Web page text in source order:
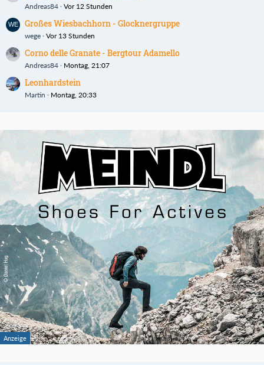
Andreas84 Vor 12 Stunden
Großes Wiesbachhorn - Glocknergruppe
wege Vor 13 Stunden
Corno delle Granate - Bergtour Adamello
Andreas84 Montag, 21:07
Leonhardstein
Martin Montag, 20:33